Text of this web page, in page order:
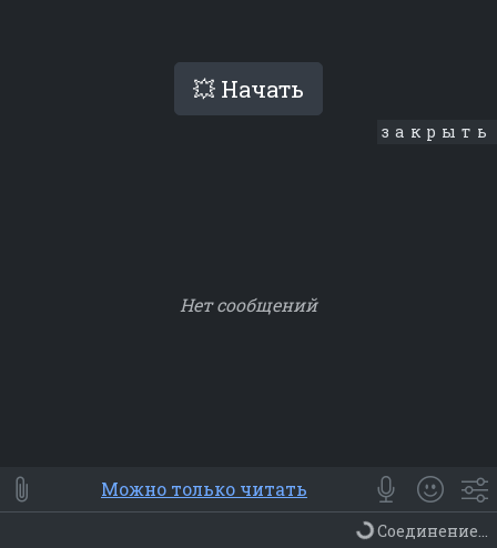
💥 Начать
закрыть
Нет сообщений
⭐ Мои Smile
😀 Emoji
Смайлики
Люди Животные Еда Объекты
Можно только читать
Соединение...